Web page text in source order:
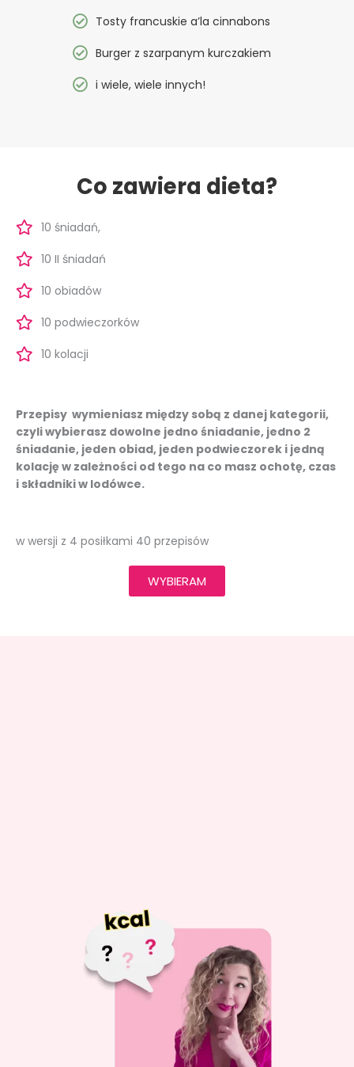
Tosty francuskie a’la cinnabons
Burger z szarpanym kurczakiem
i wiele, wiele innych!
Co zawiera dieta?
10 śniadań,
10 II śniadań
10 obiadów
10 podwieczorków
10 kolacji
Przepisy wymieniasz między sobą z danej kategorii,
czyli wybierasz dowolne jedno śniadanie, jedno 2
śniadanie, jeden obiad, jeden podwieczorek i jedną
kolację w zależności od tego na co masz ochotę, czas
i składniki w lodówce.
w wersji z 4 posiłkami 40 przepisów
WYBIERAM